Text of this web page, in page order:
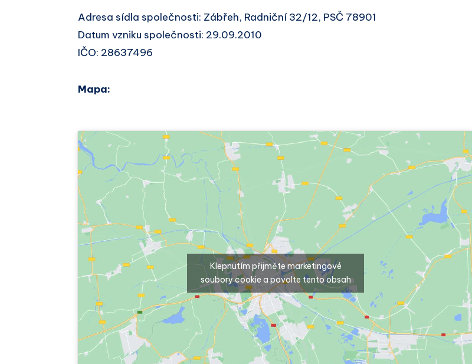
Adresa sídla společnosti: Zábřeh, Radniční 32/12, PSČ 78901
Datum vzniku společnosti: 29.09.2010
IČO: 28637496
Mapa:
Klepnutím přijměte marketingové
soubory cookie a povolte tento obsah